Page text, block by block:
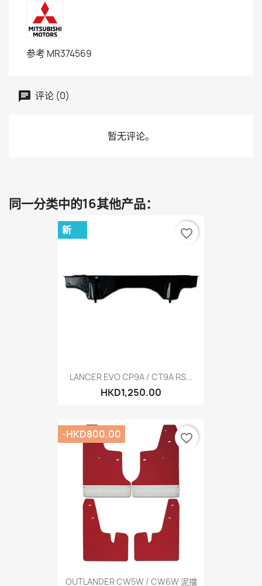
参考 MR374569
评论 (0)
暂无评论。
同一分类中的16其他产品：
LANCER EVO CP9A / CT9A RS...
HKD1,250.00
新 favorite_border
OUTLANDER CW5W / CW6W 泥擋
-HKD800.00 favorite_border